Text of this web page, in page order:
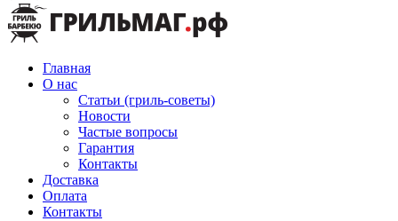
Главная
О нас
Статьи (гриль-советы)
Новости
Частые вопросы
Гарантия
Контакты
Доставка
Оплата
Контакты